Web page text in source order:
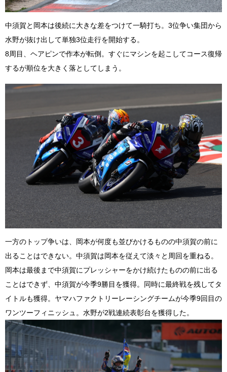
中須賀と岡本は後続に大きな差をつけて一騎打ち。3位争い集団から
水野が抜け出して単独3位走行を開始する。
8周目、ヘアピンで作本が転倒。すぐにマシンを起こしてコース復帰
するが順位を大きく落としてしまう。
一方のトップ争いは、岡本が何度も並びかけるものの中須賀の前に
出ることはできない。中須賀は岡本を従えて淡々と周回を重ねる。
岡本は最後まで中須賀にプレッシャーをかけ続けたものの前に出る
ことはできず、中須賀が今季9勝目を獲得。同時に最終戦を残してタ
イトルも獲得。ヤマハファクトリーレーシングチームが今季9回目の
ワンツーフィニッシュ。水野が2戦連続表彰台を獲得した。